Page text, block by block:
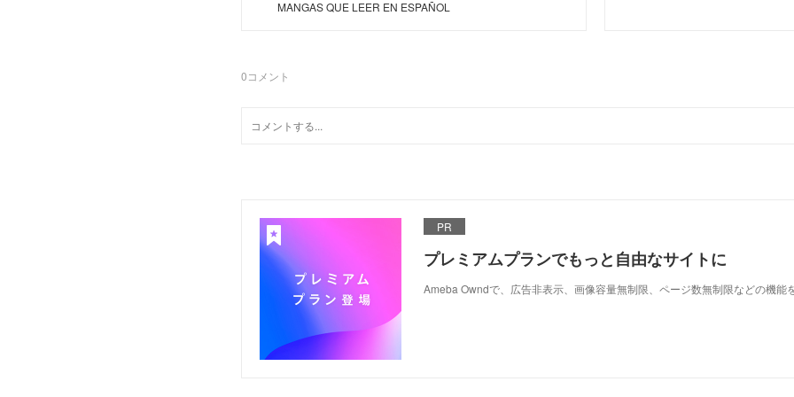
MANGAS QUE LEER EN ESPAÑOL
0コメント
PR
プレミアムプランでもっと自由なサイトに
Ameba Owndで、広告非表示、画像容量無制限、ページ数無制限などの機能